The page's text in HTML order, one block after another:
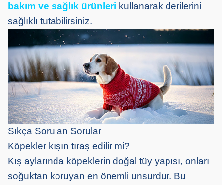
bakım ve sağlık ürünleri kullanarak derilerini
sağlıklı tutabilirsiniz.
Sıkça Sorulan Sorular
Köpekler kışın tıraş edilir mi?
Kış aylarında köpeklerin doğal tüy yapısı, onları
soğuktan koruyan en önemli unsurdur. Bu